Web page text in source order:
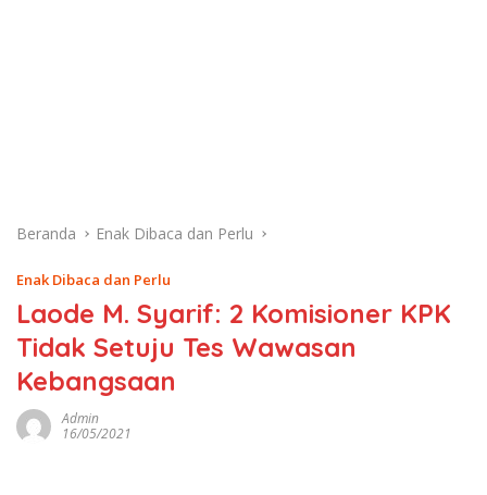
Beranda Enak Dibaca dan Perlu
Enak Dibaca dan Perlu
Laode M. Syarif: 2 Komisioner KPK
Tidak Setuju Tes Wawasan
Kebangsaan
Admin
16/05/2021